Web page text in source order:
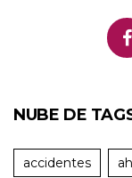
NUBE DE
accidentes